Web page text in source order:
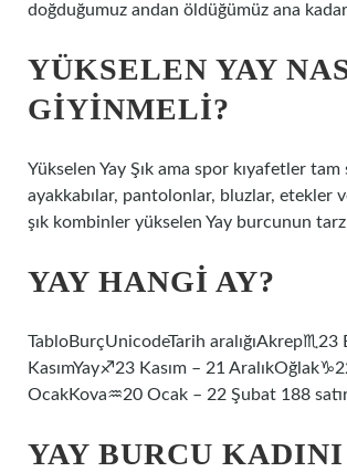
doğduğumuz andan öldüğümüz ana
YÜKSELEN YAY
GIYINMELI?
Yükselen Yay Şık ama spor kıyafetler
ayakkabılar, pantolonlar, bluzlar, etekler
şık kombinler yükselen Yay burcunun
YAY HANGI AY?
TabloBurçUnicodeTarih aralığıAkrep♏︎23
KasımYay♐︎23 Kasım – 21
OcakKova♒︎20 Ocak – 22 Şubat 188
YAY BURCU